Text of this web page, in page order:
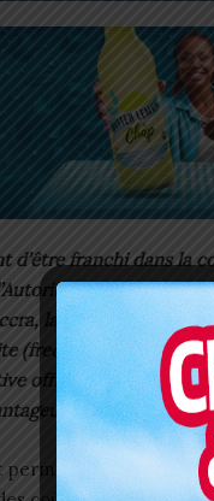
d’être franchi dans la
de régulation
la mise en œuvre
(free roaming) pour
offre aux abonnés
sans avoir à
aux voyageurs